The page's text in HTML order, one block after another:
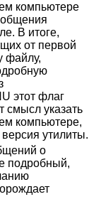
компьютере
В итоге,
от первой
файлу,
этот флаг
смысл указать
компьютере,
утилиты.
о
подробный,